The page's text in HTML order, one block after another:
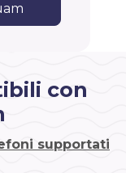
con
supportati